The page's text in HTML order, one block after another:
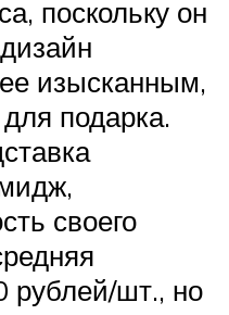
поскольку он
изысканным,
подарка.
своего
рублей/шт., но